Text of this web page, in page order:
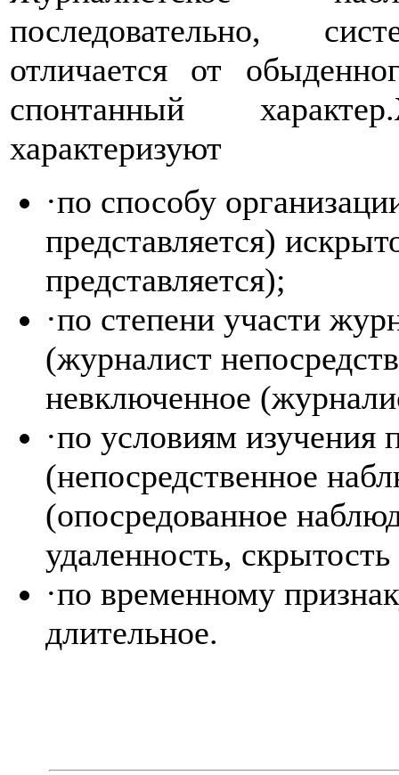
последовательно,
отличается от
спонтанный
характеризуют
·по способу
представляется)
представляется);
·по степени участи
(журналист
невключенное
·по условиям изучения
(непосредственное
(опосредованное
удаленность,
·по временному
длительное.